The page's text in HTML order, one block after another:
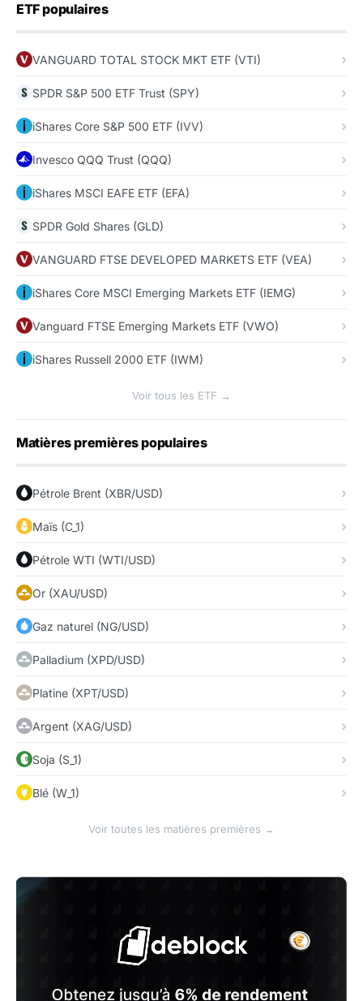
ETF populaires
VANGUARD TOTAL STOCK MKT ETF (VTI)
SPDR S&P 500 ETF Trust (SPY)
iShares Core S&P 500 ETF (IVV)
Invesco QQQ Trust (QQQ)
iShares MSCI EAFE ETF (EFA)
SPDR Gold Shares (GLD)
VANGUARD FTSE DEVELOPED MARKETS ETF (VEA)
iShares Core MSCI Emerging Markets ETF (IEMG)
Vanguard FTSE Emerging Markets ETF (VWO)
iShares Russell 2000 ETF (IWM)
Voir tous les ETF →
Matières premières populaires
Pétrole Brent (XBR/USD)
Maïs (C_1)
Pétrole WTI (WTI/USD)
Or (XAU/USD)
Gaz naturel (NG/USD)
Palladium (XPD/USD)
Platine (XPT/USD)
Argent (XAG/USD)
Soja (S_1)
Blé (W_1)
Voir toutes les matières premières →